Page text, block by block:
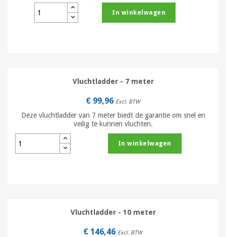
In winkelwagen
Vluchtladder - 7 meter
€ 99,96 Excl. BTW
Deze vluchtladder van 7 meter biedt de garantie om snel en
veilig te kunnen vluchten.
In winkelwagen
Vluchtladder - 10 meter
€ 146,46 Excl. BTW